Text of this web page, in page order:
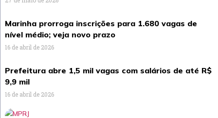
Marinha prorroga inscrições para 1.680 vagas de
nível médio; veja novo prazo
16 de abril de 2026
Prefeitura abre 1,5 mil vagas com salários de até R$
9,9 mil
16 de abril de 2026